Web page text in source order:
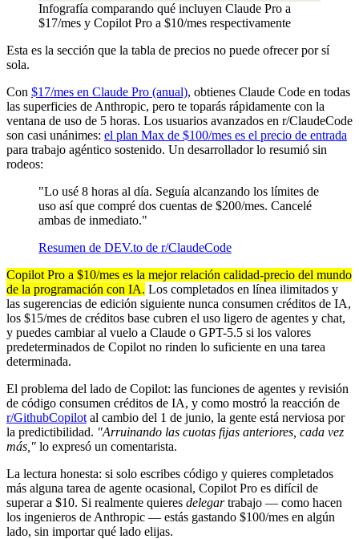
Infografía comparando qué incluyen Claude Pro a
$17/mes y Copilot Pro a $10/mes respectivamente
Esta es la sección que la tabla de precios no puede ofrecer por sí
sola.
Con $17/mes en Claude Pro (anual), obtienes Claude Code en todas
las superficies de Anthropic, pero te toparás rápidamente con la
ventana de uso de 5 horas. Los usuarios avanzados en r/ClaudeCode
son casi unánimes: el plan Max de $100/mes es el precio de entrada
para trabajo agéntico sostenido. Un desarrollador lo resumió sin
rodeos:
"Lo usé 8 horas al día. Seguía alcanzando los límites de
uso así que compré dos cuentas de $200/mes. Cancelé
ambas de inmediato."
Resumen de DEV.to de r/ClaudeCode
Copilot Pro a $10/mes es la mejor relación calidad-precio del mundo
de la programación con IA. Los completados en línea ilimitados y
las sugerencias de edición siguiente nunca consumen créditos de IA,
los $15/mes de créditos base cubren el uso ligero de agentes y chat,
y puedes cambiar al vuelo a Claude o GPT-5.5 si los valores
predeterminados de Copilot no rinden lo suficiente en una tarea
determinada.
El problema del lado de Copilot: las funciones de agentes y revisión
de código consumen créditos de IA, y como mostró la reacción de
r/GithubCopilot al cambio del 1 de junio, la gente está nerviosa por
la predictibilidad. "Arruinando las cuotas fijas anteriores, cada vez
más," lo expresó un comentarista.
La lectura honesta: si solo escribes código y quieres completados
más alguna tarea de agente ocasional, Copilot Pro es difícil de
superar a $10. Si realmente quieres delegartrabajo — como hacen
los ingenieros de Anthropic — estás gastando $100/mes en algún
lado, sin importar qué lado elijas.